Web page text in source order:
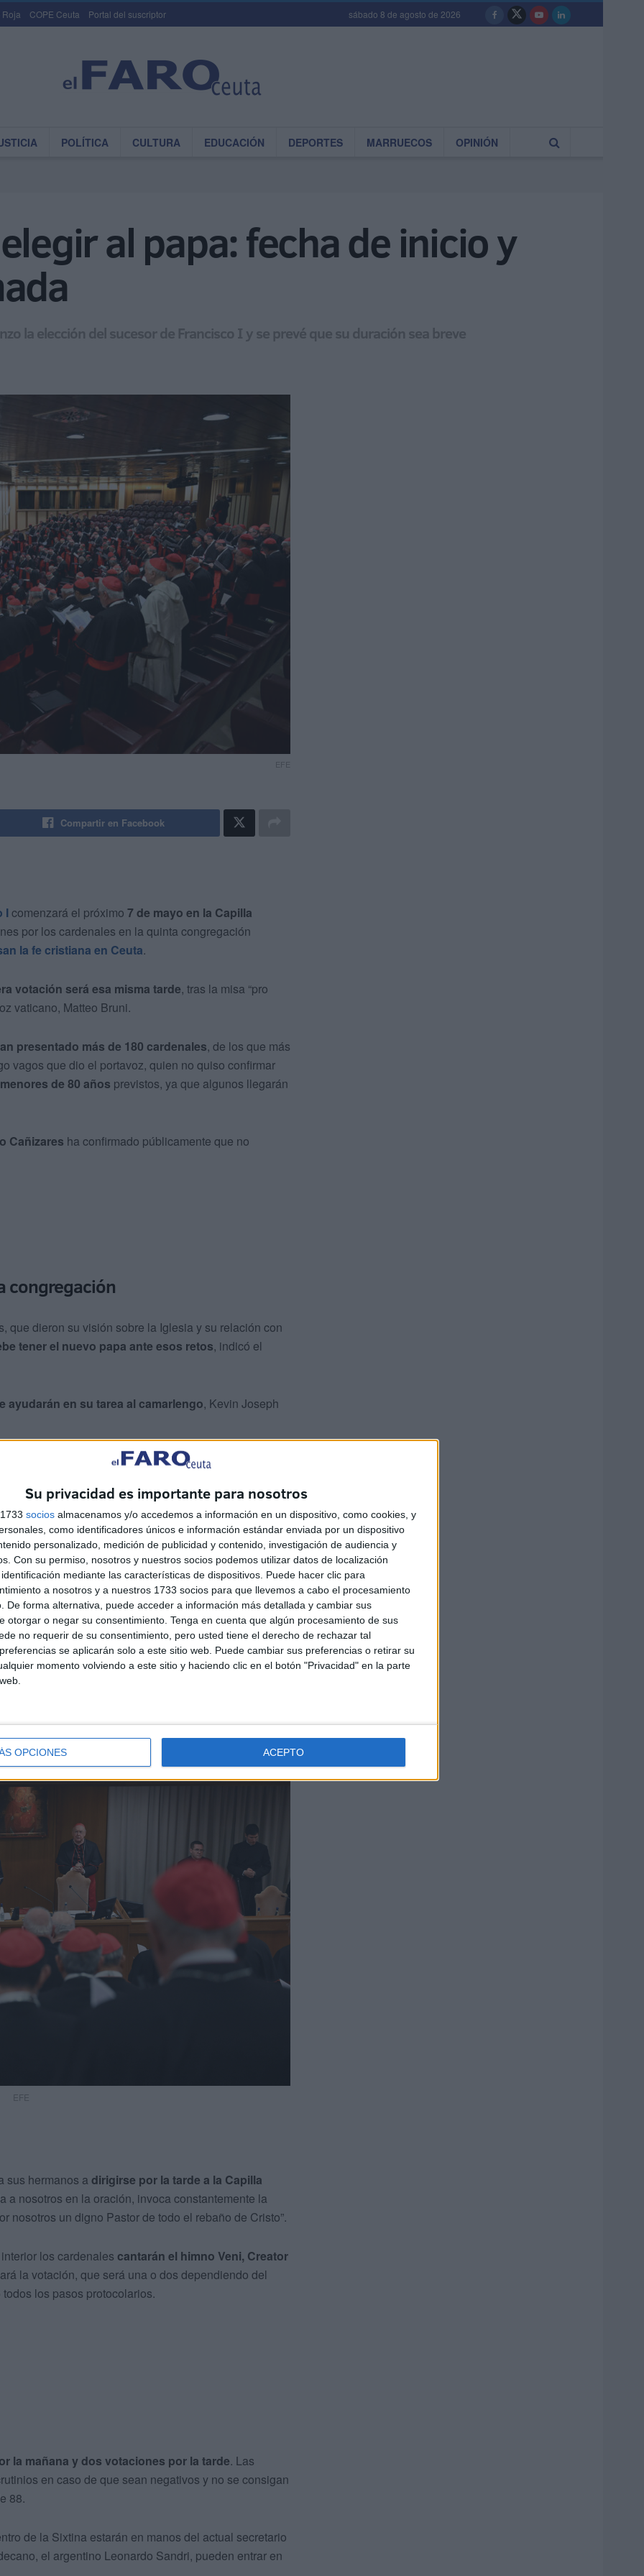
Su privacidad es importante para nosotros
socios almacenamos y/o accedemos a información en un dispositivo, como cookies, y
como identificadores únicos e información estándar enviada por un dispositivo
personalizado, medición de publicidad y contenido, investigación de audiencia y
Con su permiso, nosotros y nuestros socios podemos utilizar datos de localización
mediante las características de dispositivos. Puede hacer clic para
a nosotros y a nuestros 1733 socios para que llevemos a cabo el procesamiento
De forma alternativa, puede acceder a información más detallada y cambiar sus
otorgar o negar su consentimiento. Tenga en cuenta que algún procesamiento de sus
no requerir de su consentimiento, pero usted tiene el derecho de rechazar tal
se aplicarán solo a este sitio web. Puede cambiar sus preferencias o retirar su
momento volviendo a este sitio y haciendo clic en el botón "Privacidad" en la parte
OPCIONES ACEPTO
Roja COPE Ceuta Portal del suscriptor sábado 8 de agosto de 2026
POLÍTICA CULTURA EDUCACIÓN DEPORTES MARRUECOS OPINIÓN
al papa: fecha de inicio y
la elección del sucesor de Francisco I y se prevé que su duración sea breve
EFE
Compartir en Facebook
Icomenzará el próximo 7 de mayo en la Capilla
por los cardenales en la quinta congregación
la fe cristiana en Ceuta.
votación será esa misma tarde, tras la misa “pro
vaticano, Matteo Bruni.
presentado más de 180 cardenales, de los que más
vagos que dio el portavoz, quien no quiso confirmar
de 80 años previstos, ya que algunos llegarán
Cañizares ha confirmado públicamente que no
congregación
que dieron su visión sobre la Iglesia y su relación con
tener el nuevo papa ante esos retos, indicó el
ayudarán en su tarea al camarlengo, Kevin Joseph
el filipino Luis Antonio Tagle, Pro-Prefecto del
Mamberti, Prefecto del Supremo Tribunal de la
del anunció de 'Habemus papa'en la plaza
Santa Marta, la residencia en el interior del
en la noche del 6 de mayo, mientras que el 7
misa
EFE
sus hermanos a dirigirse por la tarde a la Capilla
a nosotros en la oración, invoca constantemente la
nosotros un digno Pastor de todo el rebaño de Cristo”.
los cardenales cantarán el himno Veni, Creator
la votación, que será una o dos dependiendo del
los pasos protocolarios.
la mañana y dos votaciones por la tarde. Las
en caso de que sean negativos y no se consigan
88.
de la Sixtina estarán en manos del actual secretario
el argentino Leonardo Sandri, pueden entrar en